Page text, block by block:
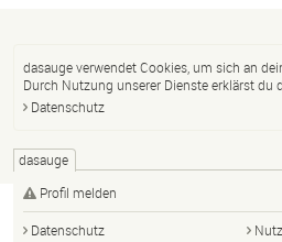
dasauge verwendet Cookies, um sich an
Durch Nutzung unserer Dienste erklärst du
Datenschutz
dasauge
Profil melden
Datenschutz